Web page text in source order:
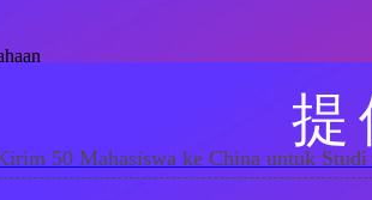
提
50 Mahasiswa ke China untuk